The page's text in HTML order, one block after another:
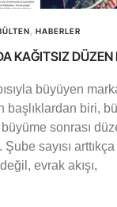
HABERLER
KAĞITSIZ DÜZEN
büyüyen
başlıklardan biri,
sonrası
Şube sayısı
evrak akışı,